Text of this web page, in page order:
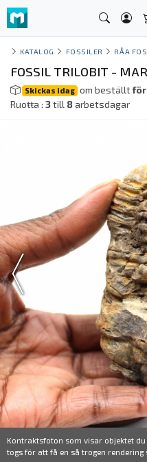
KATALOG FOSSILER RÅA
FOSSIL TRILOBIT -
Skickas idag om beställt
Ruoŧŧa : 3till 8arbetsdagar
Kontraktsfoton som visar objektet
togs för att få en så trogen rendering